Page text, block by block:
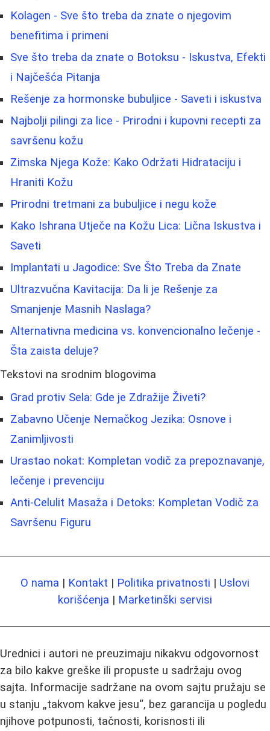
Kolagen - Sve što treba da znate o njegovim
benefitima i primeni
Sve što treba da znate o Botoksu - Iskustva, Efekti
i Najčešća Pitanja
Rešenje za hormonske bubuljice - Saveti i iskustva
Najbolji pilingi za lice - Prirodni i kupovni recepti za
savršenu kožu
Zimska Njega Kože: Kako Održati Hidrataciju i
Hraniti Kožu
Prirodni tretmani za bubuljice i negu kože
Kako Ishrana Utječe na Kožu Lica: Lična Iskustva i
Saveti
Implantati u Jagodice: Sve Što Treba da Znate
Ultrazvučna Kavitacija: Da li je Rešenje za
Smanjenje Masnih Naslaga?
Alternativna medicina vs. konvencionalno lečenje -
Šta zaista deluje?
Tekstovi na srodnim blogovima
Grad protiv Sela: Gde je Zdražije Živeti?
Zabavno Učenje Nemačkog Jezika: Osnove i
Zanimljivosti
Urastao nokat: Kompletan vodič za prepoznavanje,
lečenje i prevenciju
Anti-Celulit Masaža i Detoks: Kompletan Vodič za
Savršenu Figuru
O nama | Kontakt | Politika privatnosti | Uslovi
korišćenja | Marketinški servisi
Urednici i autori ne preuzimaju nikakvu odgovornost
za bilo kakve greške ili propuste u sadržaju ovog
sajta. Informacije sadržane na ovom sajtu pružaju se
u stanju „takvom kakve jesu“, bez garancija u pogledu
njihove potpunosti, tačnosti, korisnosti ili